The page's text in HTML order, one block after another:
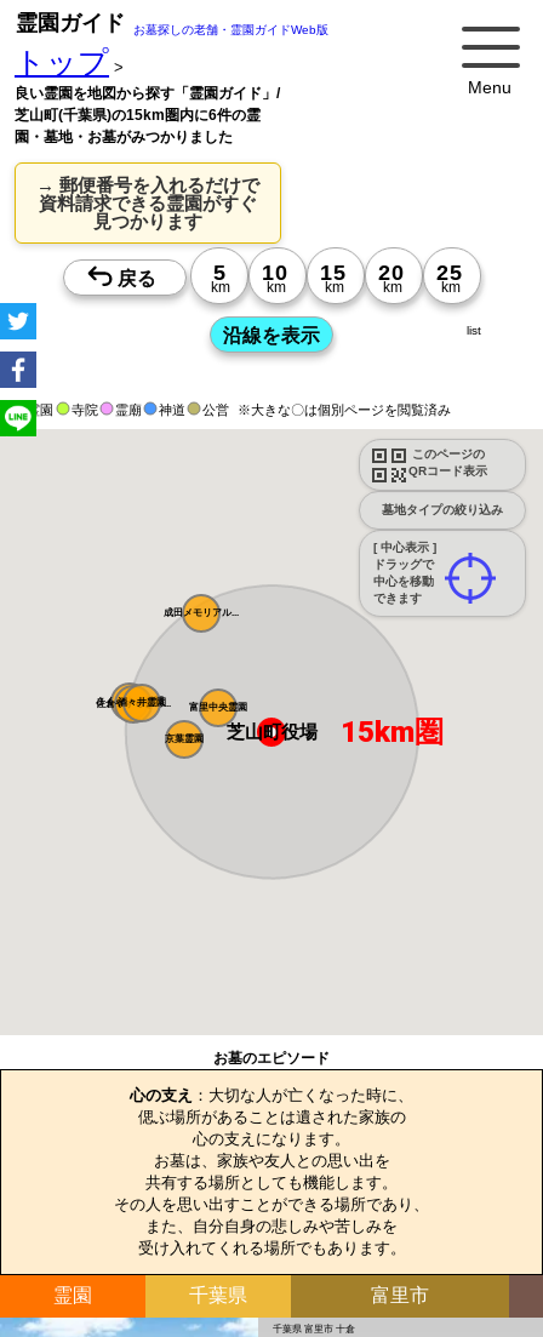
Menu
霊園ガイド お墓探しの老舗・霊園ガイドWeb版
トップ >
良い霊園を地図から探す「霊園ガイド」/
芝山町(千葉県)の15km圏内に6件の霊
園・墓地・お墓がみつかりました
→ 郵便番号を入れるだけで
資料請求できる霊園がすぐ
見つかります
霊園 寺院 霊廟 神道 公営 ※大きな〇は個別ページを閲覧済み
このページの
QRコード表示
墓地タイプの絞り込み
[ 中心表示 ]
ドラッグで
中心を移動
できます
list
成田メモリアル...
さくら中央霊園
京葉霊園
富里中央霊園
佐倉やすらぎの...
酒々井霊園
芝山町役場 15km圏
お墓のエピソード
心の支え ：大切な人が亡くなった時に、
偲ぶ場所があることは遺された家族の
心の支えになります。
お墓は、家族や友人との思い出を
共有する場所としても機能します。
その人を思い出すことができる場所であり、
また、自分自身の悲しみや苦しみを
受け入れてくれる場所でもあります。
霊園 千葉県 富里市
千葉県 富里市 十倉